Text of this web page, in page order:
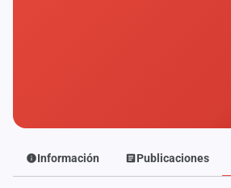
Información Publicaciones
Agencias